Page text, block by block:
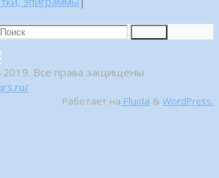
Все права защищены
Работает на Fluida & WordPress.